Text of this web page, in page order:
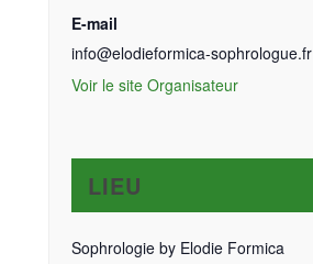
E-mail
info@elodieformica-sophrologue.fr
Voir le site Organisateur
LIEU
Sophrologie by Elodie Formica